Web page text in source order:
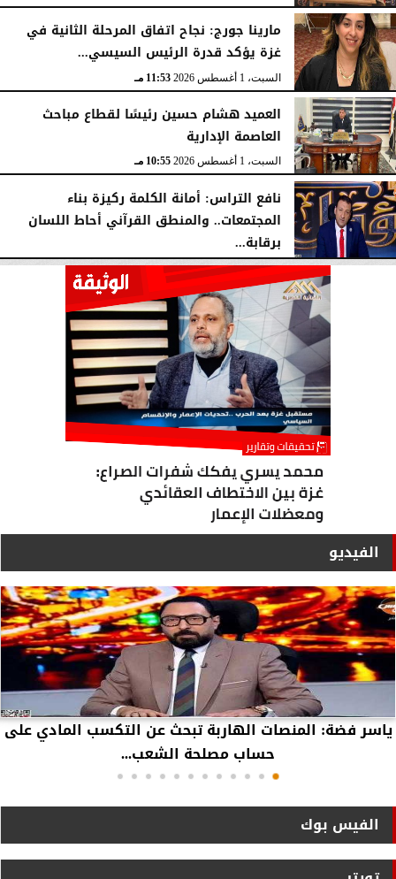
الأحد، 2 أغسطس 2026 10:20 صـ
مارينا جورج: نجاح اتفاق المرحلة الثانية في
غزة يؤكد قدرة الرئيس السيسي...
السبت، 1 أغسطس 2026 11:53 مـ
العميد هشام حسين رئيسًا لقطاع مباحث
العاصمة الإدارية
السبت، 1 أغسطس 2026 10:55 مـ
نافع التراس: أمانة الكلمة ركيزة بناء
المجتمعات.. والمنطق القرآني أحاط اللسان
برقابة...
السبت، 1 أغسطس 2026 10:25 مـ
الفيديو
ياسر فضة: المنصات الهاربة تبحث عن التكسب المادي على
حساب مصلحة الشعب...
الفيس بوك